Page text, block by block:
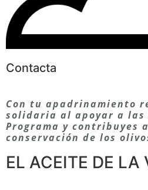
Contacta
Con tu apadrinamiento
solidaria al apoyar a las
Programa y contribuyes
conservación de los
EL ACEITE DE LA